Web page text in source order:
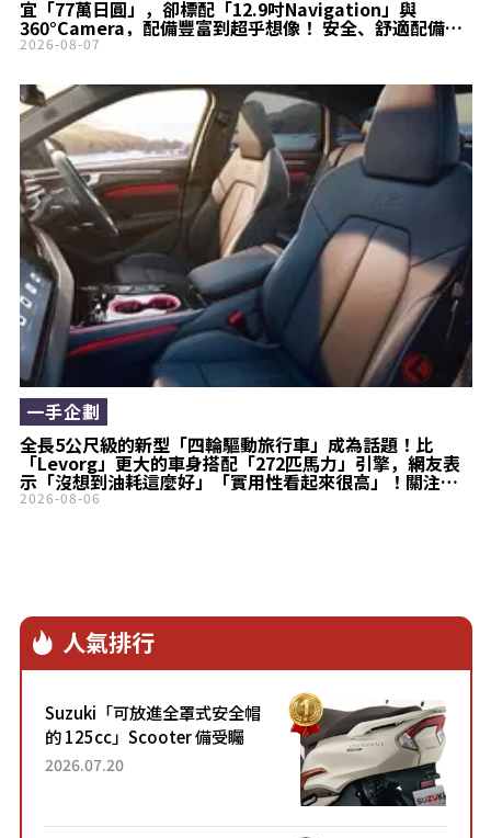
宜「77萬日圓」，卻標配「12.9吋Navigation」與
360°Camera，配備豐富到超乎想像！ 安全、舒適配備一
應俱全，堪稱「聰明人的選擇」！ 入門車型「新型CX-
2026-08-07
全長5公尺級的新型「四輪驅動旅行車」成為話題！比
「Levorg」更大的車身搭配「272匹馬力」引擎，網友表
示「沒想到油耗這麼好」「實用性看起來很高」！關注
Audi「A6 Avant」
一手企劃
2026-08-06
人氣排行
Suzuki「可放進全罩式安全帽
的 125cc」Scooter 備受矚
目！採用全新流線設計與各項
2026.07.20